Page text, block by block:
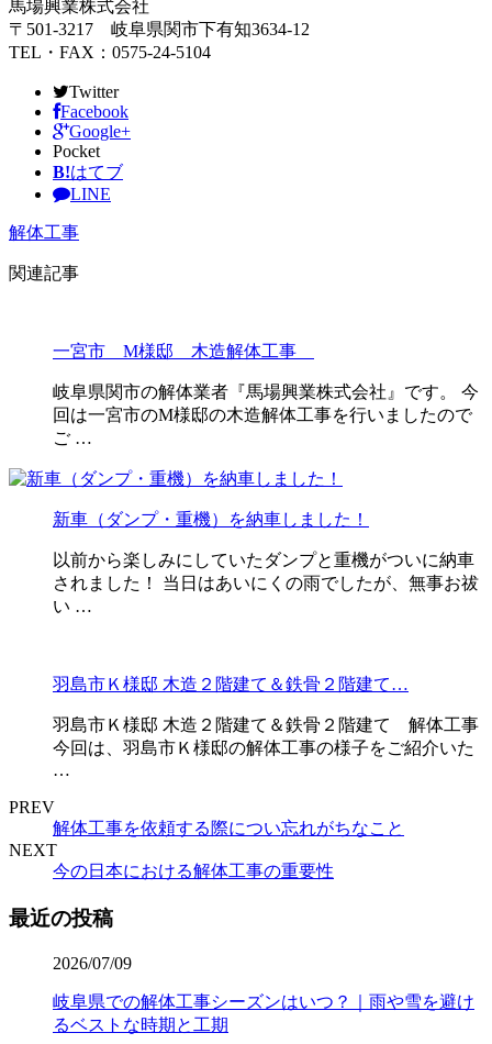
馬場興業株式会社
〒501-3217 岐阜県関市下有知3634‐12
TEL・FAX：0575-24-5104
Twitter
Facebook
Google+
Pocket
B!はてブ
LINE
解体工事
関連記事
一宮市 M様邸 木造解体工事
岐阜県関市の解体業者『馬場興業株式会社』です。 今
回は一宮市のM様邸の木造解体工事を行いましたので
ご …
新車（ダンプ・重機）を納車しました！
以前から楽しみにしていたダンプと重機がついに納車
されました！ 当日はあいにくの雨でしたが、無事お祓
い …
羽島市Ｋ様邸 木造２階建て＆鉄骨２階建て…
羽島市Ｋ様邸 木造２階建て＆鉄骨２階建て 解体工事
今回は、羽島市Ｋ様邸の解体工事の様子をご紹介いた
…
PREV
解体工事を依頼する際につい忘れがちなこと
NEXT
今の日本における解体工事の重要性
最近の投稿
2026/07/09
岐阜県での解体工事シーズンはいつ？｜雨や雪を避け
るベストな時期と工期